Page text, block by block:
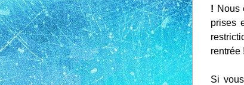
! Nous
prises
rentrée
Si